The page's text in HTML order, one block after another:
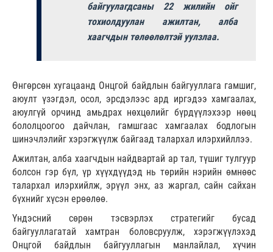
байгуулагдсаны 22 жилийн ойг
тохиолдуулан ажилтан, алба
хаагчдын төлөөлөлтэй уулзлаа.
Өнгөрсөн хугацаанд Онцгой байдлын байгууллага гамшиг,
аюулт үзэгдэл, осол, эрсдэлээс ард иргэдээ хамгаалах,
аюулгүй орчинд амьдрах нөхцөлийг бүрдүүлэхээр нөөц
бололцоогоо дайчлан, гамшгаас хамгаалах бодлогын
шинэчлэлийг хэрэгжүүлж байгаад талархал илэрхийллээ.
Ажилтан, алба хаагчдын найдвартай ар тал, түшиг тулгуур
болсон гэр бүл, үр хүүхдүүдэд нь төрийн нэрийн өмнөөс
талархал илэрхийлж, эрүүл энх, аз жаргал, сайн сайхан
бүхнийг хүсэн ерөөлөө.
Үндэсний сөрөн тэсвэрлэх стратегийг бусад
байгууллагатай хамтран боловсруулж, хэрэгжүүлэхэд
Онцгой байдлын байгууллагын манлайлал, хүчин